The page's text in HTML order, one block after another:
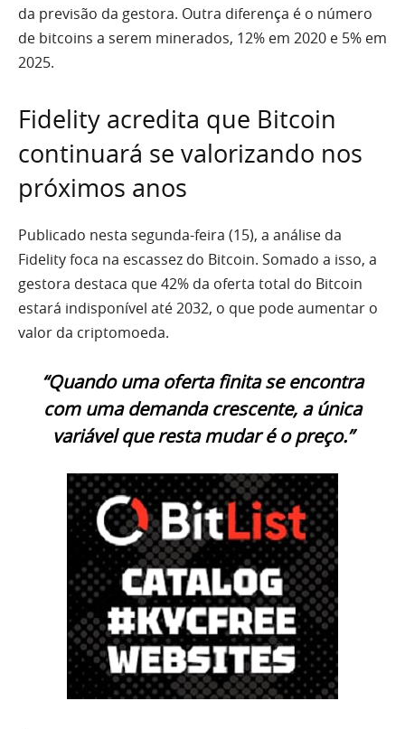
da previsão da gestora. Outra diferença é o número
de bitcoins a serem minerados, 12% em 2020 e 5% em
2025.
Fidelity acredita que Bitcoin
continuará se valorizando nos
próximos anos
Publicado nesta segunda-feira (15), a análise da
Fidelity foca na escassez do Bitcoin. Somado a isso, a
gestora destaca que 42% da oferta total do Bitcoin
estará indisponível até 2032, o que pode aumentar o
valor da criptomoeda.
“Quando uma oferta finita se encontra
com uma demanda crescente, a única
variável que resta mudar é o preço.”